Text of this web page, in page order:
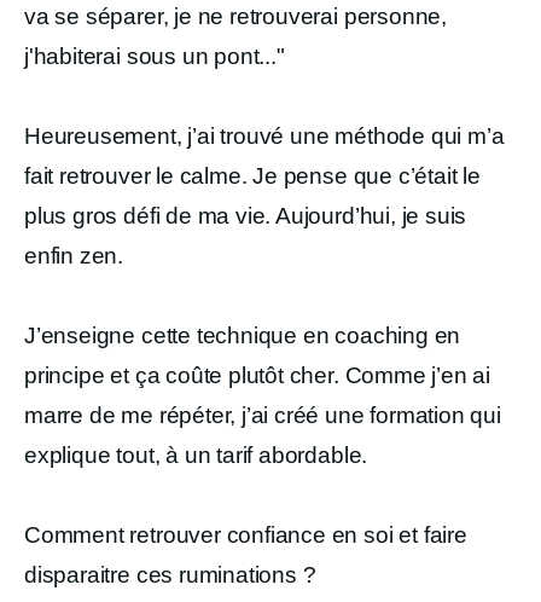
va se séparer, je ne retrouverai personne,
j'habiterai sous un pont..."
Heureusement, j’ai trouvé une méthode qui m’a
fait retrouver le calme. Je pense que c’était le
plus gros défi de ma vie. Aujourd’hui, je suis
enfin zen.
J’enseigne cette technique en coaching en
principe et ça coûte plutôt cher. Comme j’en ai
marre de me répéter, j’ai créé une formation qui
explique tout, à un tarif abordable.
Comment retrouver confiance en soi et faire
disparaitre ces ruminations ?